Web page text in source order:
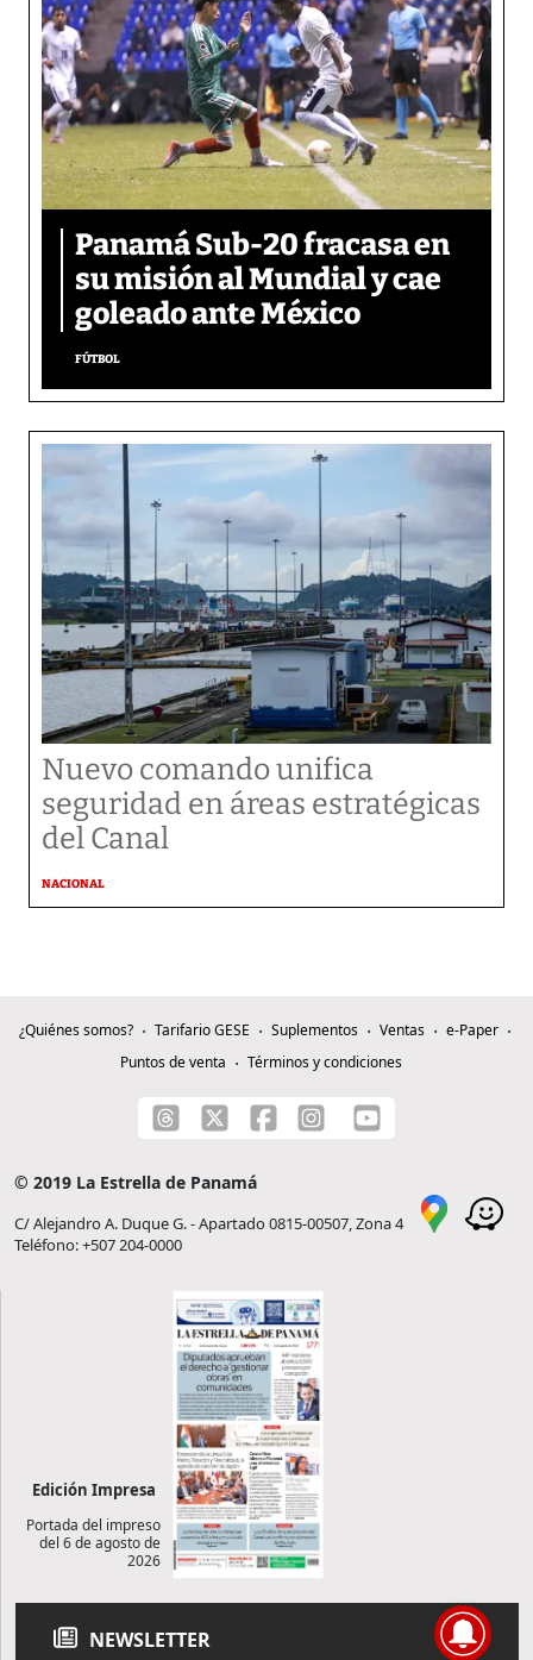
Panamá Sub-20 fracasa en
su misión al Mundial y cae
goleado ante México
FÚTBOL
Nuevo comando unifica
seguridad en áreas estratégicas
del Canal
NACIONAL
¿Quiénes somos? Tarifario GESE Suplementos Ventas
e-Paper
Puntos de venta
Términos y condiciones
© 2019 La Estrella de Panamá
C/ Alejandro A. Duque G. - Apartado 0815-00507, Zona 4
Teléfono: +507 204-0000
Edición Impresa
Portada del impreso
del 6 de agosto de
2026
NEWSLETTER